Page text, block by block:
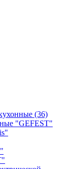
(36)
"GEFEST"